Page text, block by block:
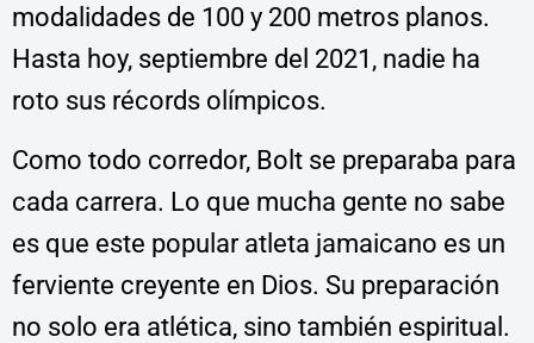
modalidades de 100 y 200 metros planos.
Hasta hoy, septiembre del 2021, nadie ha
roto sus récords olímpicos.
Como todo corredor, Bolt se preparaba para
cada carrera. Lo que mucha gente no sabe
es que este popular atleta jamaicano es un
ferviente creyente en Dios. Su preparación
no solo era atlética, sino también espiritual.